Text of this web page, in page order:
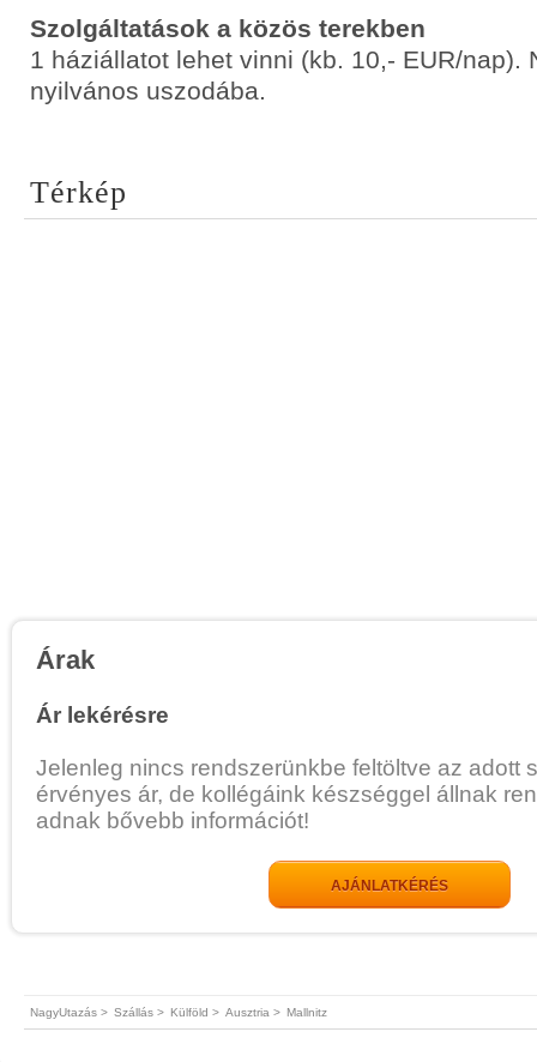
Szolgáltatások a közös terekben
1 háziállatot lehet vinni (kb. 10,- EUR/nap).
nyilvános uszodába.
Térkép
Árak
Ár lekérésre
Jelenleg nincs rendszerünkbe feltöltve az adott
érvényes ár, de kollégáink készséggel állnak
adnak bővebb információt!
AJÁNLATKÉRÉS
NagyUtazás > Szállás > Külföld > Ausztria > Mallnitz